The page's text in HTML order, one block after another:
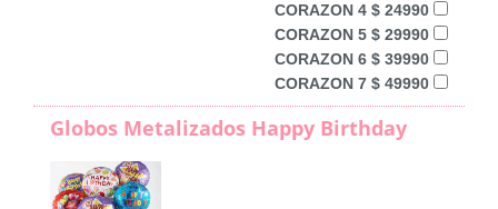
CORAZON 4 $ 24990
CORAZON 5 $ 29990
CORAZON 6 $ 39990
CORAZON 7 $ 49990
Globos Metalizados Happy Birthday